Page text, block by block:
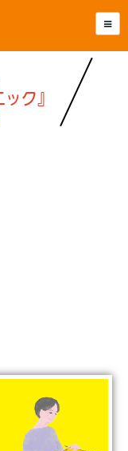
ク』